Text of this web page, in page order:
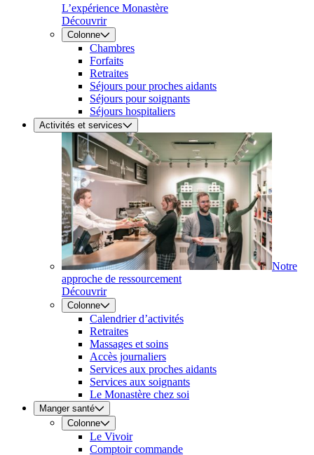
L’expérience Monastère
Découvrir
Colonne
Chambres
Forfaits
Retraites
Séjours pour proches aidants
Séjours pour soignants
Séjours hospitaliers
Activités et services
Notre
approche de ressourcement
Découvrir
Colonne
Calendrier d’activités
Retraites
Massages et soins
Accès journaliers
Services aux proches aidants
Services aux soignants
Le Monastère chez soi
Manger santé
Colonne
Le Vivoir
Comptoir commande